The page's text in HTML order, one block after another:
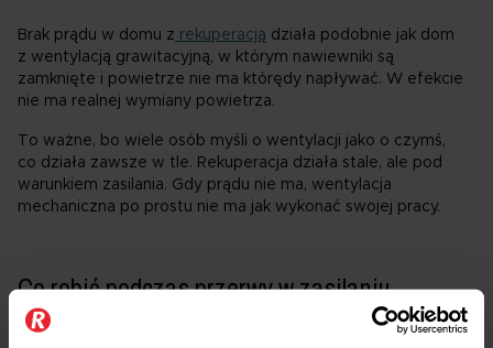
Brak prądu w domu z rekuperacją działa podobnie jak dom
z wentylacją grawitacyjną, w którym nawiewniki są
zamknięte i powietrze nie ma którędy napływać. W efekcie
nie ma realnej wymiany powietrza.
To ważne, bo wiele osób myśli o wentylacji jako o czymś,
co działa zawsze w tle. Rekuperacja działa stale, ale pod
warunkiem zasilania. Gdy prądu nie ma, wentylacja
mechaniczna po prostu nie ma jak wykonać swojej pracy.
Co robić podczas przerwy w zasilaniu